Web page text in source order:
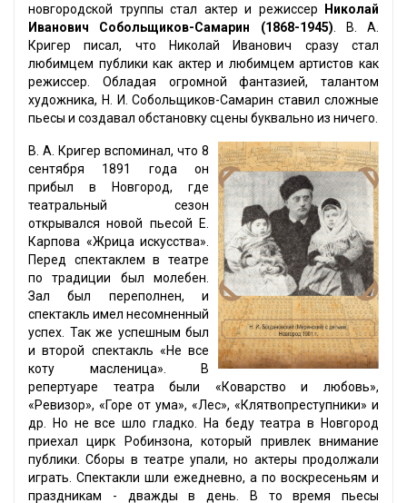
новгородской труппы стал актер и режиссер
Николай
Иванович Собольщиков-Самарин (1868-1945). В. А.
Кригер писал, что Николай Иванович сразу стал
любимцем публики как актер и любимцем артистов как
режиссер. Обладая огромной фантазией, талантом
художника, Н. И. Собольщиков-Самарин ставил сложные
пьесы и создавал обстановку сцены буквально из ничего.
В. А. Кригер вспоминал, что 8
сентября 1891 года он
прибыл в Новгород, где
театральный сезон
открывался новой пьесой Е.
Карпова «Жрица искусства».
Перед спектаклем в театре
по традиции был молебен.
Зал был переполнен, и
спектакль имел несомненный
успех. Так же успешным был
и второй спектакль «Не все
коту масленица». В
репертуаре театра были «Коварство и любовь»,
«Ревизор», «Горе от ума», «Лес», «Клятвопреступники» и
др. Но не все шло гладко. На беду театра в Новгород
приехал цирк Робинзона, который привлек внимание
публики. Сборы в театре упали, но актеры продолжали
играть. Спектакли шли ежедневно, а по воскресеньям и
праздникам - дважды в день. В то время пьесы